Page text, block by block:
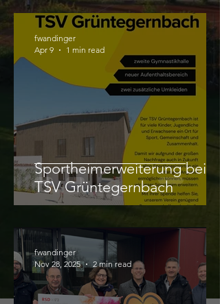
Sportheimerweiterung beim
TSV Grüntegernbach
fwandinger
Apr 9
1 min read
fwandinger
Nov 28, 2025
2 min read